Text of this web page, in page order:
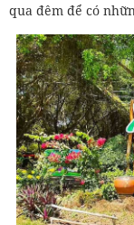
qua đêm để có